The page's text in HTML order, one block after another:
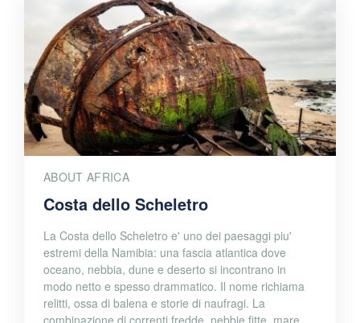
ABOUT AFRICA
Costa dello Scheletro
La Costa dello Scheletro e' uno dei paesaggi piu'
estremi della Namibia: una fascia atlantica dove
oceano, nebbia, dune e deserto si incontrano in
modo netto e spesso drammatico. Il nome richiama
relitti, ossa di balena e storie di naufragi. La
combinazione di correnti fredde, nebbie fitte, mare